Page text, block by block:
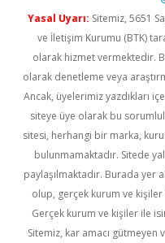
Yasal Uyarı: Sitemiz, 5651
ve İletişim Kurumu (BTK)
olarak hizmet vermektedir.
olarak denetleme veya
Ancak, üyelerimiz yazdıkları
siteye üye olarak bu
sitesi, herhangi bir marka,
bulunmamaktadır. Sitede
paylaşılmaktadır. Burada yer
olup, gerçek kurum ve kişiler
Gerçek kurum ve kişiler ile
Sitemiz, kar amacı